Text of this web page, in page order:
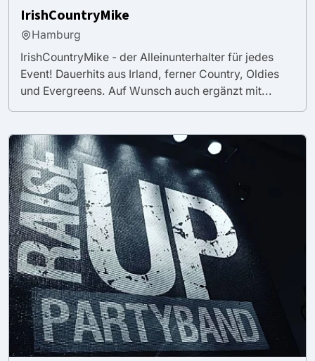
IrishCountryMike
Hamburg
IrishCountryMike - der Alleinunterhalter für jedes
Event! Dauerhits aus Irland, ferner Country, Oldies
und Evergreens. Auf Wunsch auch ergänzt mit...